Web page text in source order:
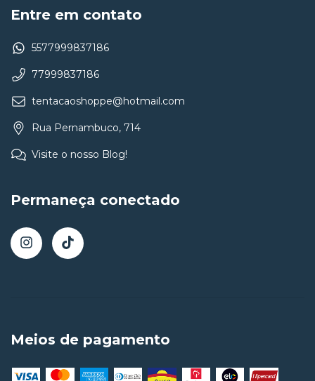
Entre em contato
5577999837186
77999837186
tentacaoshoppe@hotmail.com
Rua Pernambuco, 714
Visite o nosso Blog!
Permaneça conectado
Meios de pagamento